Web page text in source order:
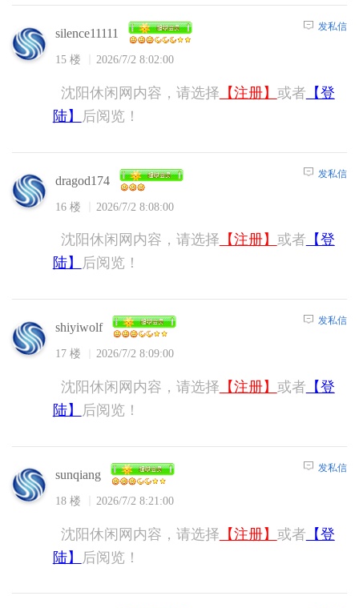
silence11111
15 楼 2026/7/2 8:02:00
发私信
沈阳休闲网内容，请选择 【注册】 或者 【登
陆】
后阅览！
dragod174
16 楼 2026/7/2 8:08:00
发私信
沈阳休闲网内容，请选择 【注册】 或者 【登
陆】
后阅览！
shiyiwolf
17 楼 2026/7/2 8:09:00
发私信
沈阳休闲网内容，请选择 【注册】 或者 【登
陆】
后阅览！
sunqiang
18 楼 2026/7/2 8:21:00
发私信
沈阳休闲网内容，请选择 【注册】 或者 【登
陆】
后阅览！